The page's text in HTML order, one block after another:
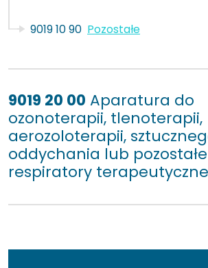
9019 10 90 Pozostałe
9019 20 00 Aparatura do
ozonoterapii, tlenoterapii,
aerozoloterapii,
oddychania lub pozostałe
respiratory terapeutyczne